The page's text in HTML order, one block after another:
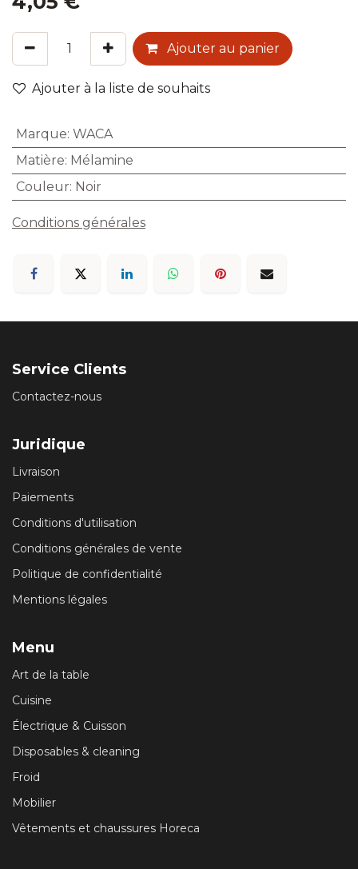
Ajouter au panier
Ajouter à la liste de souhaits
Marque: WACA
Matière: Mélamine
Couleur: Noir
Conditions générales
Service Clients
Contactez-nous
Juridique
Livraison
Paiements
Conditions d'utilisation
Conditions générales de vente
Politique de confidentialité
Mentions légales
Menu
Art de la table
Cuisine
Électrique & Cuisson
Disposables & cleaning
Froid
Mobilier
Vêtements et chaussures Horeca